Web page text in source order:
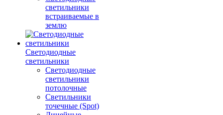
светильники
встраиваемые в
землю
Светодиодные
светильники
Светодиодные
светильники
потолочные
Светильники
точечные (Spot)